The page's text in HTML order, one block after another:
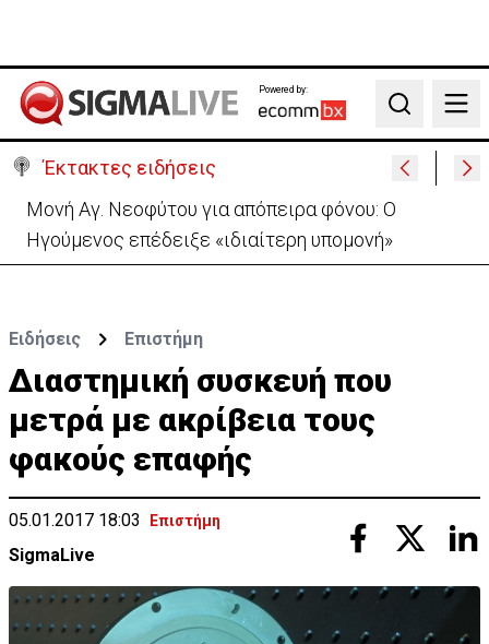
Powered by:
Search
Έκτακτες ειδήσεις
Μονή Αγ. Νεοφύτου για απόπειρα φόνου: Ο
Ηγούμενος επέδειξε «ιδιαίτερη υπομονή»
Ειδήσεις Επιστήμη
Διαστημική συσκευή που
μετρά με ακρίβεια τους
φακούς επαφής
05.01.2017 18:03 Επιστήμη
SigmaLive